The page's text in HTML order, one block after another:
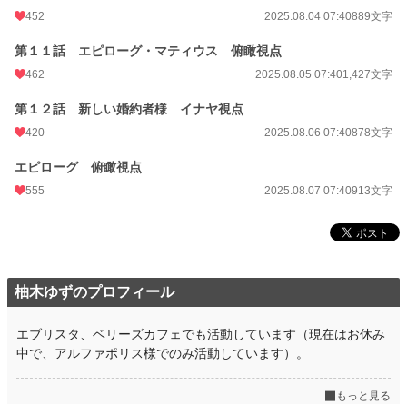
452 2025.08.04 07:40889文字
第１１話 エピローグ・マティウス 俯瞰視点
462 2025.08.05 07:401,427文字
第１２話 新しい婚約者様 イナヤ視点
420 2025.08.06 07:40878文字
エピローグ 俯瞰視点
555 2025.08.07 07:40913文字
柚木ゆずのプロフィール
エブリスタ、ベリーズカフェでも活動しています（現在はお休み
中で、アルファポリス様でのみ活動しています）。
もっと見る